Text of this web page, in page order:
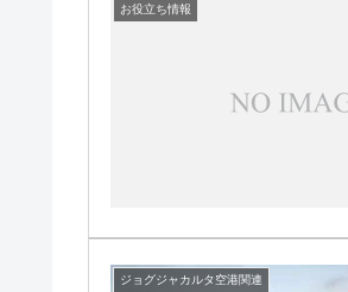
お役立ち情報
ジョグジャカルタ空港関連